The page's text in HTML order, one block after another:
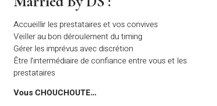
Accueillir les prestataires et vos convives
Veiller au bon déroulement du timing
Gérer les imprévus avec discrétion
Être l’intermédiaire de confiance entre vous et les
prestataires
Vous CHOUCHOUTE…